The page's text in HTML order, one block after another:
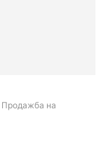
Продажба на